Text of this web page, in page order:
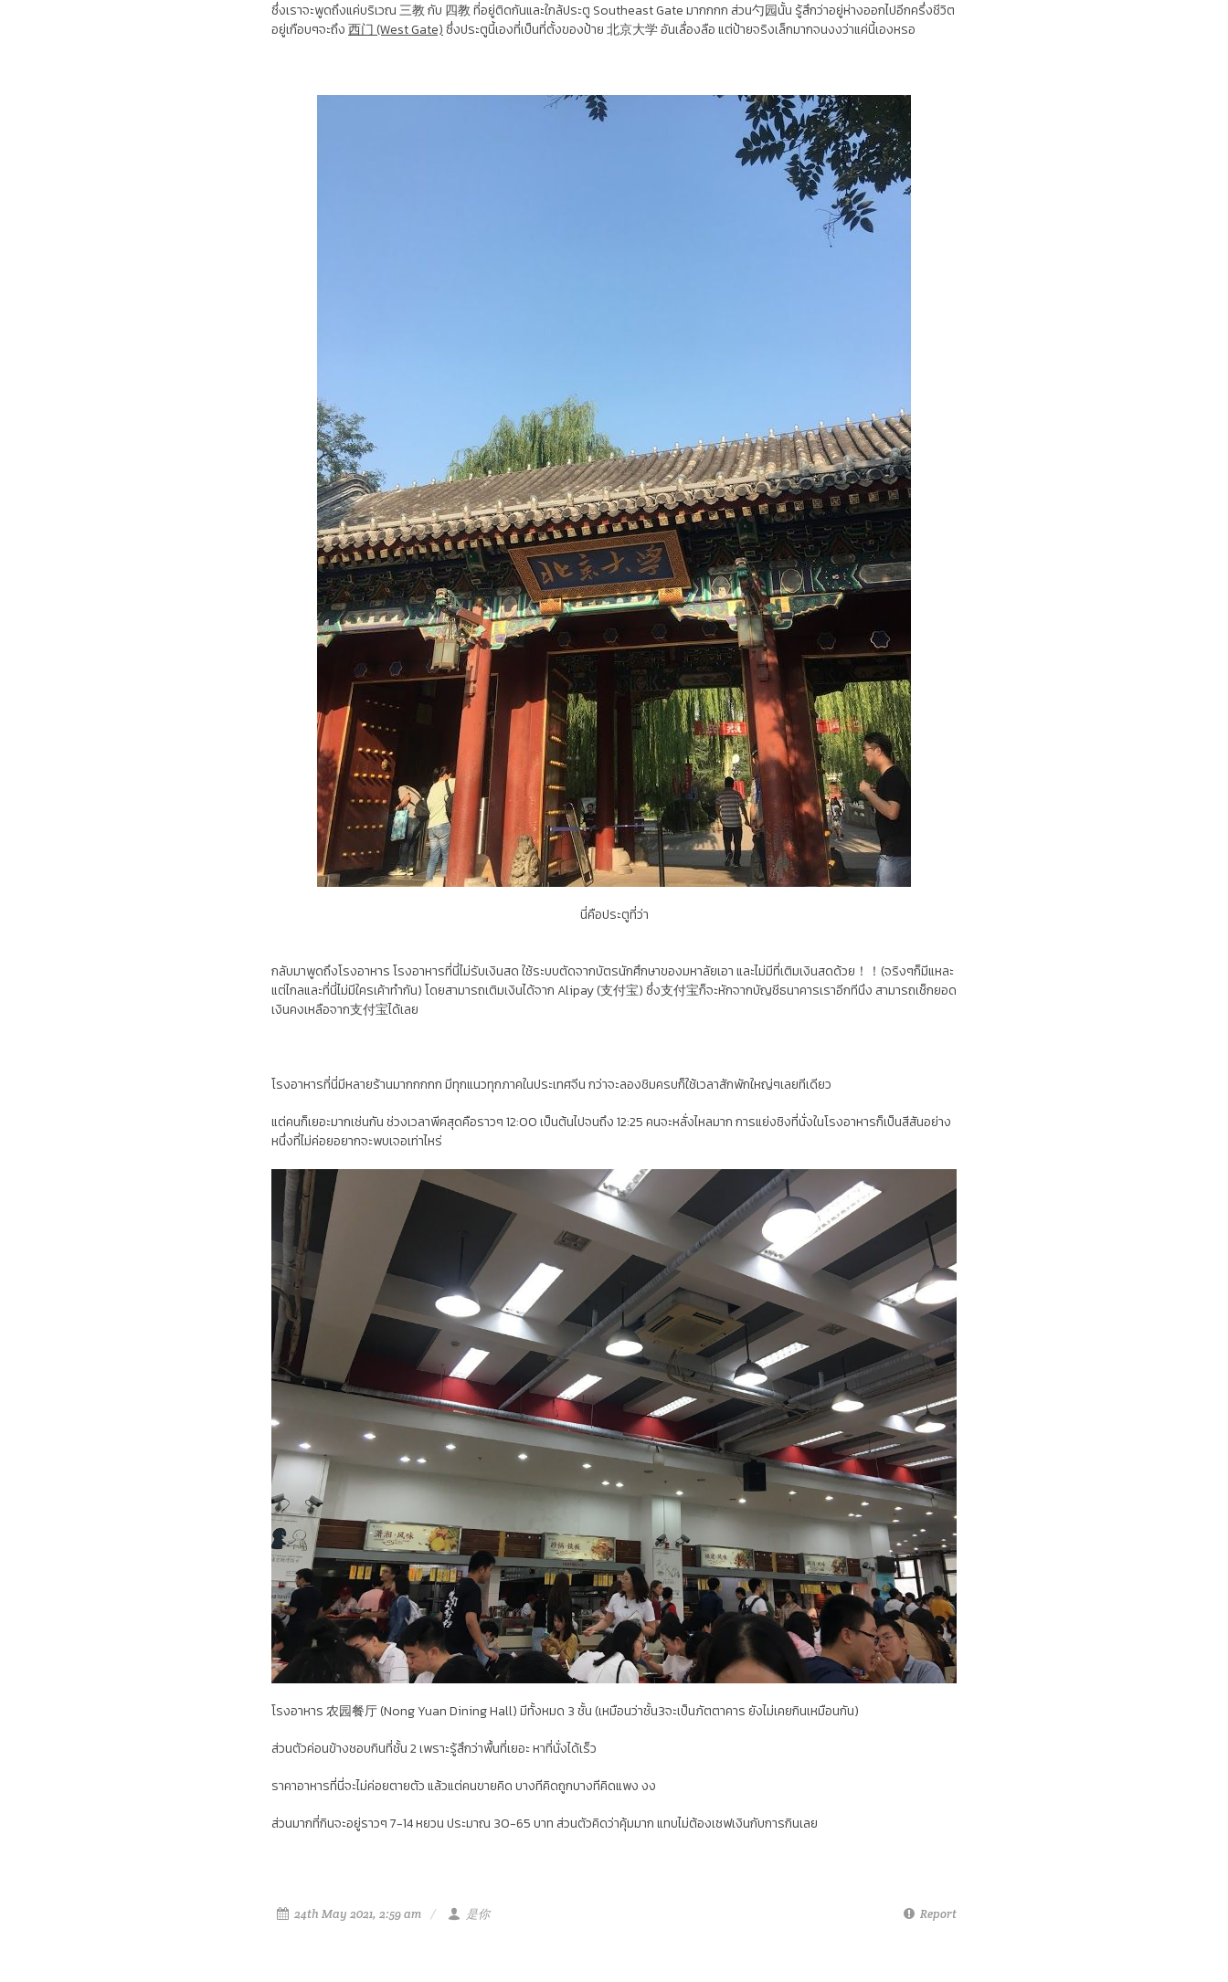
ซึ่งเราจะพูดถึงแค่บริเวณ 三教 กับ 四教 ที่อยู่ติดกันและใกล้ประตู Southeast Gate มากกกก ส่วน勺园นั้น รู้สึกว่าอยู่ห่างออกไปอีกครึ่งชีวิต
อยู่เกือบๆจะถึง西门 (West Gate)ซึ่งประตูนี้เองที่เป็นที่ตั้งของป้าย 北京大学 อันเลื่องลือ แต่ป้ายจริงเล็กมากจนงงว่าแค่นี้เองหรอ
นี่คือประตูที่ว่า
กลับมาพูดถึงโรงอาหาร โรงอาหารที่นี่ไม่รับเงินสด ใช้ระบบตัดจากบัตรนักศึกษาของมหาลัยเอา และไม่มีที่เติมเงินสดด้วย！！(จริงๆก็มีแหละ
แต่ไกลและที่นี่ไม่มีใครเค้าทำกัน) โดยสามารถเติมเงินได้จาก Alipay (支付宝) ซึ่ง支付宝ก็จะหักจากบัญชีธนาคารเราอีกทีนึง สามารถเช็กยอด
เงินคงเหลือจาก支付宝ได้เลย
โรงอาหารที่นี่มีหลายร้านมากกกกก มีทุกแนวทุกภาคในประเทศจีน กว่าจะลองชิมครบก็ใช้เวลาสักพักใหญ่ๆเลยทีเดียว
แต่คนก็เยอะมากเช่นกัน ช่วงเวลาพีคสุดคือราวๆ 12:00 เป็นต้นไปจนถึง 12:25 คนจะหลั่งไหลมาก การแย่งชิงที่นั่งในโรงอาหารก็เป็นสีสันอย่าง
หนึ่งที่ไม่ค่อยอยากจะพบเจอเท่าไหร่
โรงอาหาร 农园餐厅 (Nong Yuan Dining Hall) มีทั้งหมด 3 ชั้น (เหมือนว่าชั้น3จะเป็นภัตตาคาร ยังไม่เคยกินเหมือนกัน)
ส่วนตัวค่อนข้างชอบกินที่ชั้น 2 เพราะรู้สึกว่าพื้นที่เยอะ หาที่นั่งได้เร็ว
ราคาอาหารที่นี่จะไม่ค่อยตายตัว แล้วแต่คนขายคิด บางทีคิดถูกบางทีคิดแพง งง
ส่วนมากที่กินจะอยู่ราวๆ 7-14 หยวน ประมาณ 30-65 บาท ส่วนตัวคิดว่าคุ้มมาก แทบไม่ต้องเซฟเงินกับการกินเลย
24th May 2021, 2:59 am 是你 Report